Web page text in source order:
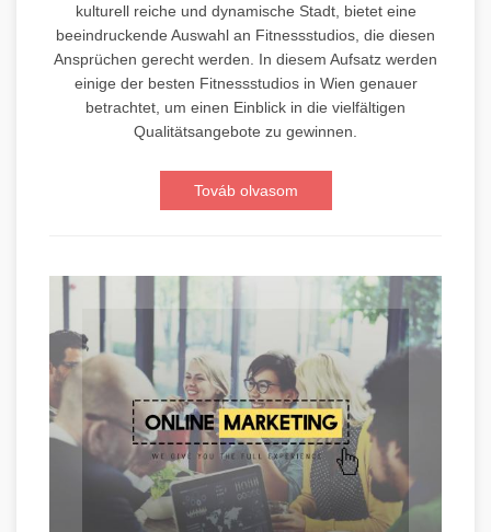
kulturell reiche und dynamische Stadt, bietet eine
beeindruckende Auswahl an Fitnessstudios, die diesen
Ansprüchen gerecht werden. In diesem Aufsatz werden
einige der besten Fitnessstudios in Wien genauer
betrachtet, um einen Einblick in die vielfältigen
Qualitätsangebote zu gewinnen.
Továb olvasom